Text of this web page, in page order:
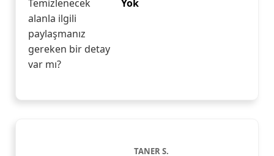
Temizlenecek
alanla ilgili
paylaşmanız
gereken bir detay
var mı?
Yok
TANER S.